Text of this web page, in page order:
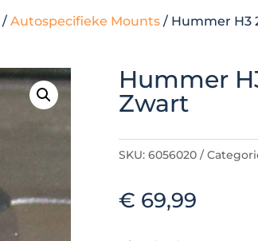
/Autospecifieke Mounts / Hummer H3
Hummer
Zwart
SKU: 6056020
€ 69,99